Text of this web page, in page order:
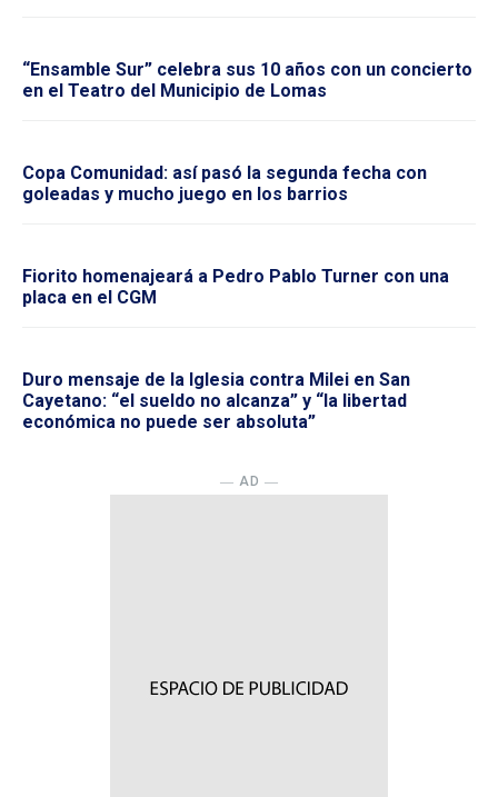
“Ensamble Sur” celebra sus 10 años con un concierto
en el Teatro del Municipio de Lomas
Copa Comunidad: así pasó la segunda fecha con
goleadas y mucho juego en los barrios
Fiorito homenajeará a Pedro Pablo Turner con una
placa en el CGM
Duro mensaje de la Iglesia contra Milei en San
Cayetano: “el sueldo no alcanza” y “la libertad
económica no puede ser absoluta”
― AD ―